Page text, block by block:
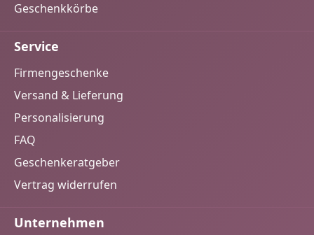
Geschenkkörbe
Service
Firmengeschenke
Versand & Lieferung
Personalisierung
FAQ
Geschenkeratgeber
Vertrag widerrufen
Unternehmen